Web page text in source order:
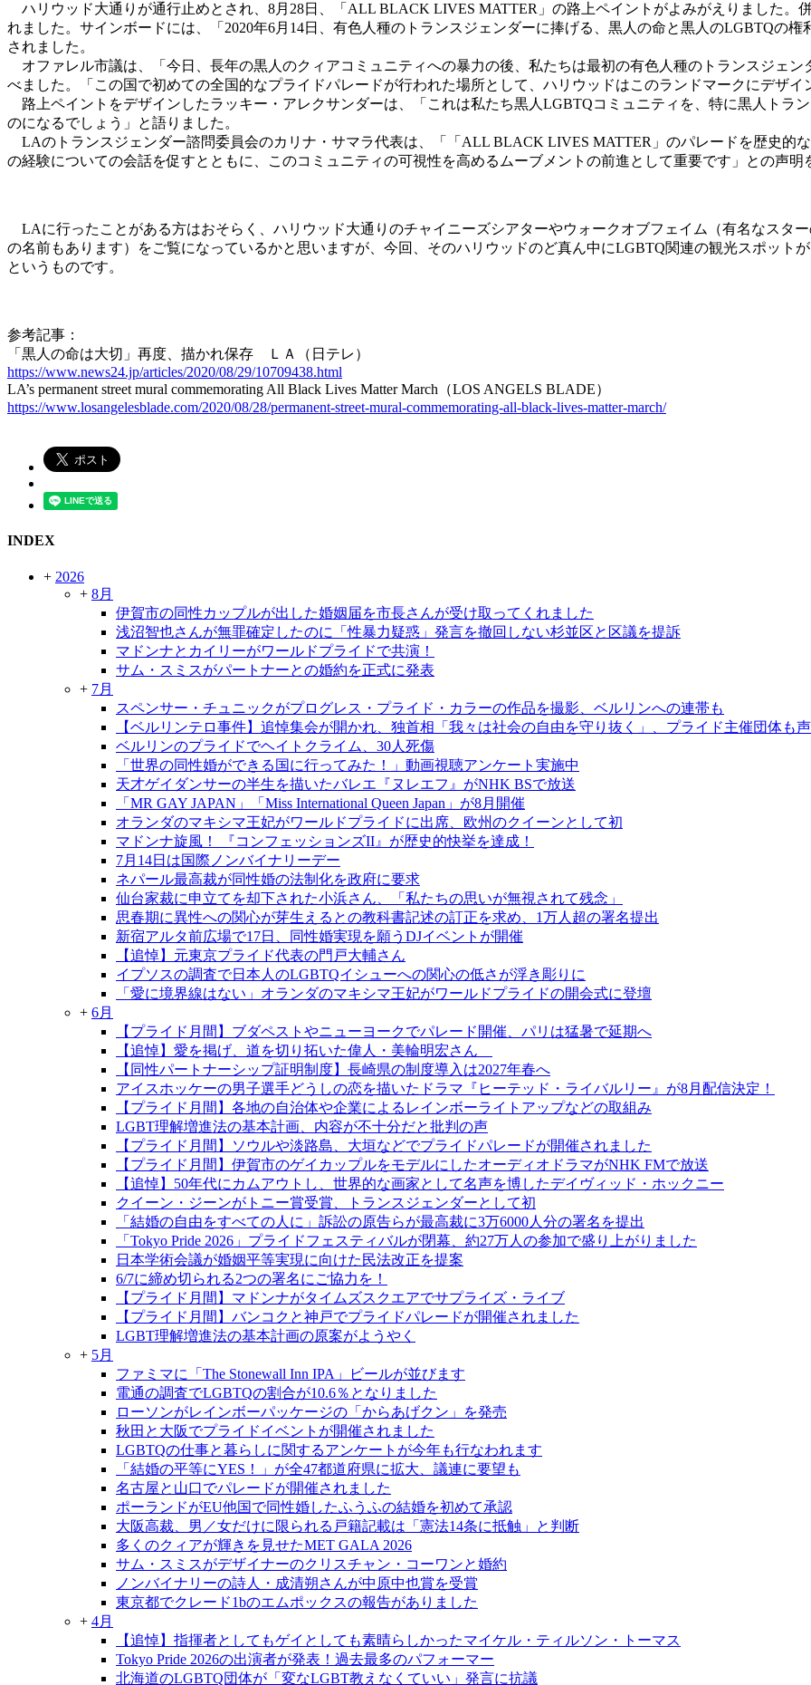
ハリウッド大通りが通行止めとされ、8月28日、「ALL BLACK LIVES MATTER」の路上ペイントがよみがえりました。
れました。サインボードには、「2020年6月14日、有色人種のトランスジェンダーに捧げる、黒人の命と黒人のLGBTQの
されました。
オファレル市議は、「今日、長年の黒人のクィアコミュニティへの暴力の後、私たちは最初の有色人種のトランスジェ
べました。「この国で初めての全国的なプライドパレードが行われた場所として、ハリウッドはこのランドマークにデザ
路上ペイントをデザインしたラッキー・アレクサンダーは、「これは私たち黒人LGBTQコミュニティを、特に黒人トラ
のになるでしょう」と語りました。
LAのトランスジェンダー諮問委員会のカリナ・サマラ代表は、「「ALL BLACK LIVES MATTER」のパレードを歴史的
の経験についての会話を促すとともに、このコミュニティの可視性を高めるムーブメントの前進として重要です」との声明
LAに行ったことがある方はおそらく、ハリウッド大通りのチャイニーズシアターやウォークオブフェイム（有名なスタ
の名前もあります）をご覧になっているかと思いますが、今回、そのハリウッドのど真ん中にLGBTQ関連の観光スポット
というものです。
参考記事：
「黒人の命は大切」再度、描かれ保存 ＬＡ（日テレ）
https://www.news24.jp/articles/2020/08/29/10709438.html
LA’s permanent street mural commemorating All Black Lives Matter March（LOS ANGELS BLADE）
https://www.losangelesblade.com/2020/08/28/permanent-street-mural-commemorating-all-black-lives-matter-march/
INDEX
+ 2026
+ 8月
伊賀市の同性カップルが出した婚姻届を市長さんが受け取ってくれました
浅沼智也さんが無罪確定したのに「性暴力疑惑」発言を撤回しない杉並区と区議を提訴
マドンナとカイリーがワールドプライドで共演！
サム・スミスがパートナーとの婚約を正式に発表
+ 7月
スペンサー・チュニックがプログレス・プライド・カラーの作品を撮影、ベルリンへの連帯も
【ベルリンテロ事件】追悼集会が開かれ、独首相「我々は社会の自由を守り抜く」、プライド主催団体も
ベルリンのプライドでヘイトクライム、30人死傷
「世界の同性婚ができる国に行ってみた！」動画視聴アンケート実施中
天才ゲイダンサーの半生を描いたバレエ『ヌレエフ』がNHK BSで放送
「MR GAY JAPAN」「Miss International Queen Japan」が8月開催
オランダのマキシマ王妃がワールドプライドに出席、欧州のクイーンとして初
マドンナ旋風！ 『コンフェッションズII』が歴史的快挙を達成！
7月14日は国際ノンバイナリーデー
ネパール最高裁が同性婚の法制化を政府に要求
仙台家裁に申立てを却下された小浜さん、「私たちの思いが無視されて残念」
思春期に異性への関心が芽生えるとの教科書記述の訂正を求め、1万人超の署名提出
新宿アルタ前広場で17日、同性婚実現を願うDJイベントが開催
【追悼】元東京プライド代表の門戸大輔さん
イプソスの調査で日本人のLGBTQイシューへの関心の低さが浮き彫りに
「愛に境界線はない」オランダのマキシマ王妃がワールドプライドの開会式に登壇
+ 6月
【プライド月間】ブダペストやニューヨークでパレード開催、パリは猛暑で延期へ
【追悼】愛を掲げ、道を切り拓いた偉人・美輪明宏さん
【同性パートナーシップ証明制度】長崎県の制度導入は2027年春へ
アイスホッケーの男子選手どうしの恋を描いたドラマ『ヒーテッド・ライバルリー』が8月配信決定！
【プライド月間】各地の自治体や企業によるレインボーライトアップなどの取組み
LGBT理解増進法の基本計画、内容が不十分だと批判の声
【プライド月間】ソウルや淡路島、大垣などでプライドパレードが開催されました
【プライド月間】伊賀市のゲイカップルをモデルにしたオーディオドラマがNHK FMで放送
【追悼】50年代にカムアウトし、世界的な画家として名声を博したデイヴィッド・ホックニー
クイーン・ジーンがトニー賞受賞、トランスジェンダーとして初
「結婚の自由をすべての人に」訴訟の原告らが最高裁に3万6000人分の署名を提出
「Tokyo Pride 2026」プライドフェスティバルが閉幕、約27万人の参加で盛り上がりました
日本学術会議が婚姻平等実現に向けた民法改正を提案
6/7に締め切られる2つの署名にご協力を！
【プライド月間】マドンナがタイムズスクエアでサプライズ・ライブ
【プライド月間】バンコクと神戸でプライドパレードが開催されました
LGBT理解増進法の基本計画の原案がようやく
+ 5月
ファミマに「The Stonewall Inn IPA」ビールが並びます
電通の調査でLGBTQの割合が10.6％となりました
ローソンがレインボーパッケージの「からあげクン」を発売
秋田と大阪でプライドイベントが開催されました
LGBTQの仕事と暮らしに関するアンケートが今年も行なわれます
「結婚の平等にYES！」が全47都道府県に拡大、議連に要望も
名古屋と山口でパレードが開催されました
ポーランドがEU他国で同性婚したふうふの結婚を初めて承認
大阪高裁、男／女だけに限られる戸籍記載は「憲法14条に抵触」と判断
多くのクィアが輝きを見せたMET GALA 2026
サム・スミスがデザイナーのクリスチャン・コーワンと婚約
ノンバイナリーの詩人・成清朔さんが中原中也賞を受賞
東京都でクレード1bのエムポックスの報告がありました
+ 4月
【追悼】指揮者としてもゲイとしても素晴らしかったマイケル・ティルソン・トーマス
Tokyo Pride 2026の出演者が発表！過去最多のパフォーマー
北海道のLGBTQ団体が「変なLGBT教えなくていい」発言に抗議